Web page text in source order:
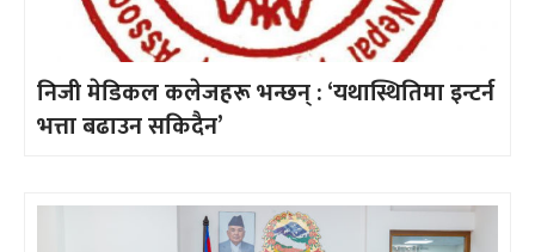
निजी मेडिकल कलेजहरू भन्छन् : ‘यथास्थितिमा इन्टर्न
भत्ता बढाउन सकिदैन’